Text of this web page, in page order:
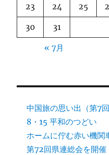
23 24 25
30 31
« 7月
中国旅の思い出（第7回
8・15 平和のつどい
ホームに佇む赤い機
第72回県連総会を開催